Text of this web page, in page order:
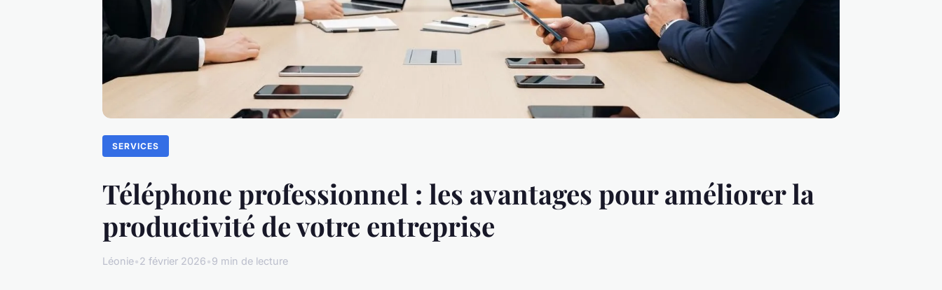
SERVICES
Téléphone professionnel : les avantages pour améliorer la
productivité de votre entreprise
Léonie•2 février 2026•9 min de lecture